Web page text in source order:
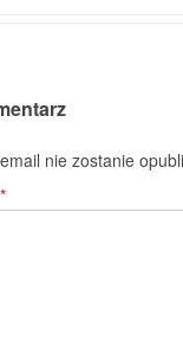
nie zostanie
*